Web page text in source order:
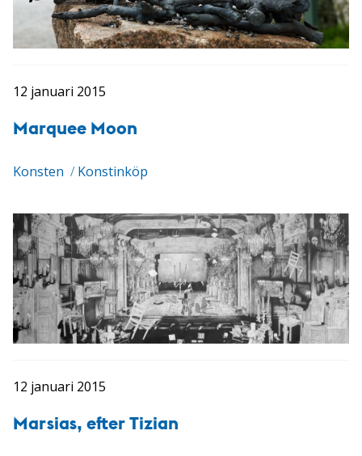
12 januari 2015
Marquee Moon
Konsten / Konstinköp
12 januari 2015
Marsias, efter Tizian